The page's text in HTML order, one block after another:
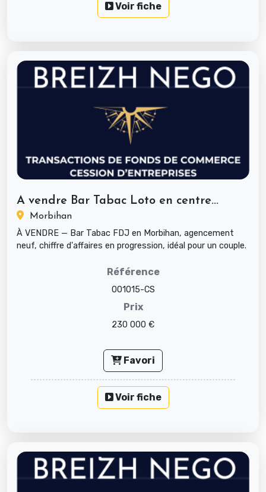
Voir fiche
A vendre Bar Tabac Loto en centre...
Morbihan
À VENDRE — Bar Tabac FDJ en Morbihan, agencement
neuf, chiffre d'affaires en progression, idéal pour un couple.
Référence
001015-CS
Prix
230 000 €
Favori
Voir fiche